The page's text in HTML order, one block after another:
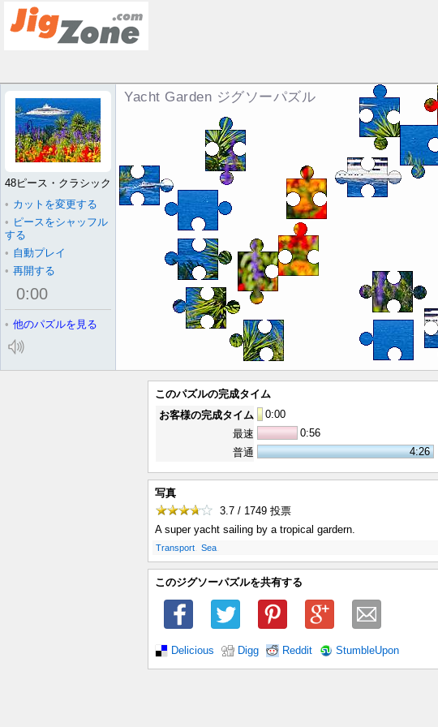
Yacht Garden ジグソーパズル
48ピース・クラシック
• カットを変更する
• ピースをシャッフル
する
• 自動プレイ
• 再開する
0:00
• 他のパズルを見る
このパズルの完成タイム
お客様の完成タイム
0:00
最速
0:56
普通
4:26
写真
3.7 / 1749 投票
A super yacht sailing by a tropical gardern.
Transport Sea
このジグソーパズルを共有する
Delicious Digg Reddit StumbleUpon